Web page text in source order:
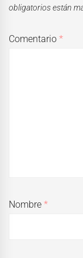
obligatorios están
Comentario*
Nombre*